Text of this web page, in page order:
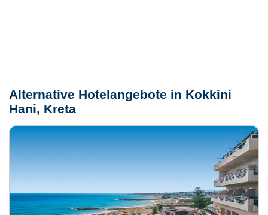
Alternative Hotelangebote in Kokkini
Hani, Kreta